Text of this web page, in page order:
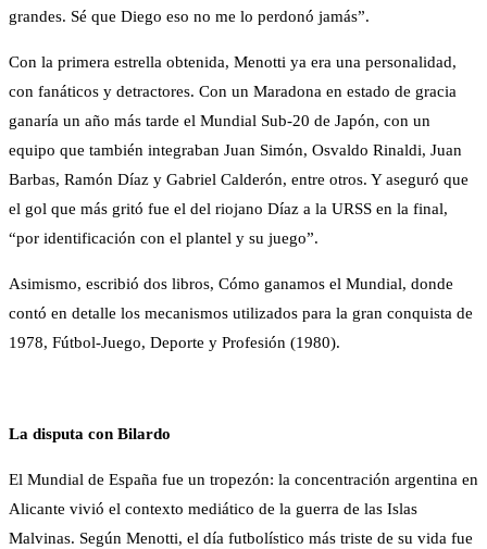
grandes. Sé que Diego eso no me lo perdonó jamás”.
Con la primera estrella obtenida, Menotti ya era una personalidad,
con fanáticos y detractores. Con un Maradona en estado de gracia
ganaría un año más tarde el Mundial Sub-20 de Japón, con un
equipo que también integraban Juan Simón, Osvaldo Rinaldi, Juan
Barbas, Ramón Díaz y Gabriel Calderón, entre otros. Y aseguró que
el gol que más gritó fue el del riojano Díaz a la URSS en la final,
“por identificación con el plantel y su juego”.
Asimismo, escribió dos libros, Cómo ganamos el Mundial, donde
contó en detalle los mecanismos utilizados para la gran conquista de
1978, Fútbol-Juego, Deporte y Profesión (1980).
La disputa con Bilardo
El Mundial de España fue un tropezón: la concentración argentina en
Alicante vivió el contexto mediático de la guerra de las Islas
Malvinas. Según Menotti, el día futbolístico más triste de su vida fue